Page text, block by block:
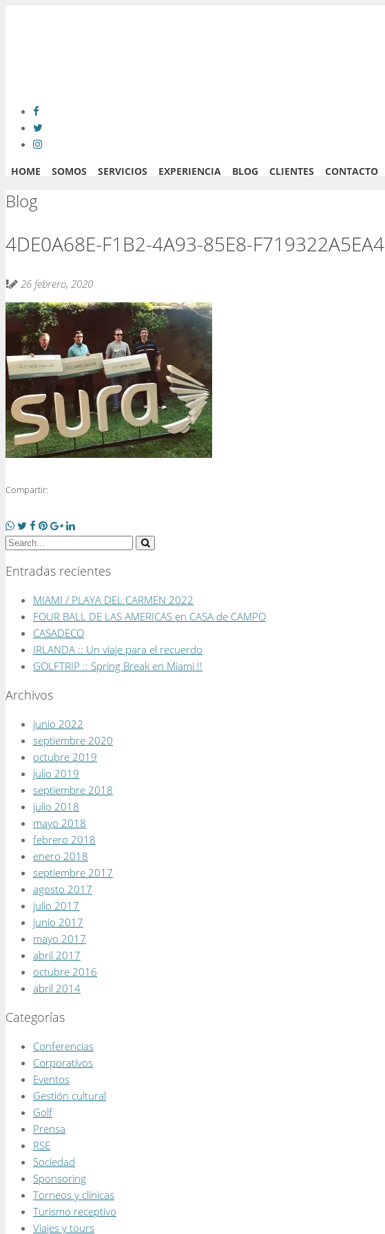
HOME SOMOS SERVICIOS EXPERIENCIA BLOG CLIENTES CONTACTO
Blog
4DE0A68E-F1B2-4A93-85E8-F719322A5EA4
26 febrero, 2020
Compartir:
Entradas recientes
MIAMI / PLAYA DEL CARMEN 2022
FOUR BALL DE LAS AMERICAS en CASA de CAMPO
CASADECO
IRLANDA :: Un viaje para el recuerdo
GOLFTRIP :: Spring Break en Miami !!
Archivos
junio 2022
septiembre 2020
octubre 2019
julio 2019
septiembre 2018
julio 2018
mayo 2018
febrero 2018
enero 2018
septiembre 2017
agosto 2017
julio 2017
junio 2017
mayo 2017
abril 2017
octubre 2016
abril 2014
Categorías
Conferencias
Corporativos
Eventos
Gestión cultural
Golf
Prensa
RSE
Sociedad
Sponsoring
Torneos y clínicas
Turismo receptivo
Viajes y tours